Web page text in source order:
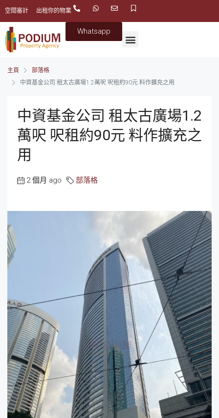
空間審計 出租你的物業
Whatsapp
主頁
部落格
中資基金公司 租太古廣場1.2萬呎 呎租約90元 料作擴充之用
中資基金公司 租太古廣場1.2
萬呎 呎租約90元 料作擴充之
用
2 個月 ago 部落格